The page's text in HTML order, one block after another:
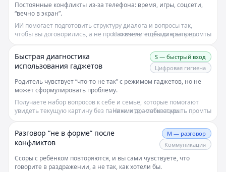
Постоянные конфликты из‑за телефона: время, игры, соцсети,
“вечно в экран”.
ИИ помогает подготовить структуру диалога и вопросы так,
чтобы вы договорились, а не просто ввели ещё один запрет.
Нажмите, чтобы открыть промты
Быстрая диагностика
использования гаджетов
S — быстрый вход
Цифровая гигиена
Родитель чувствует “что‑то не так” с режимом гаджетов, но не
может сформулировать проблему.
Получаете набор вопросов к себе и семье, которые помогают
увидеть текущую картину без паники и драматизации.
Нажмите, чтобы открыть промты
Разговор “не в форме” после
конфликтов
M — разговор
Коммуникация
Ссоры с ребёнком повторяются, и вы сами чувствуете, что
говорите в раздражении, а не так, как хотели бы.